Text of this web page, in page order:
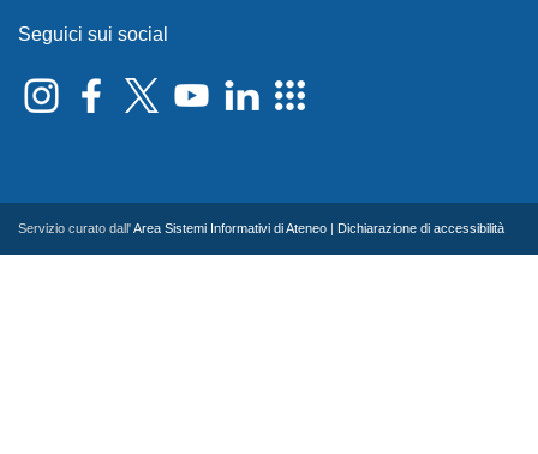
Seguici sui social
Servizio curato dall'Area Sistemi Informativi di Ateneo Dichiarazione di accessibilità